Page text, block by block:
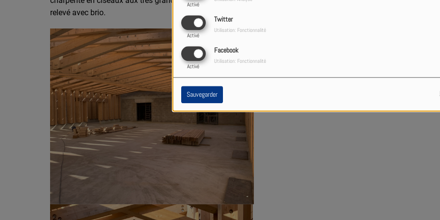
Activé
Twitter
Activé
Utilisation: Fonctionnalité
Facebook
Activé
Utilisation: Fonctionnalité
Sauvegarder
relevé avec brio.